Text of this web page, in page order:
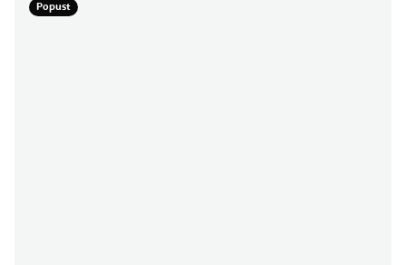
Popust